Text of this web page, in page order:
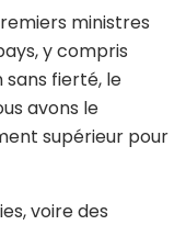
ministres
y compris
sans fierté, le
avons le
supérieur pour
voire des